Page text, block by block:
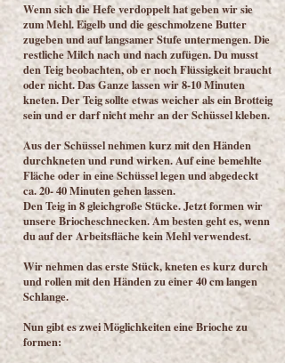
Wenn sich die Hefe verdoppelt hat geben wir sie
zum Mehl. Eigelb und die geschmolzene Butter
zugeben und auf langsamer Stufe untermengen. Die
restliche Milch nach und nach zufügen. Du musst
den Teig beobachten, ob er noch Flüssigkeit braucht
oder nicht. Das Ganze lassen wir 8-10 Minuten
kneten. Der Teig sollte etwas weicher als ein Brotteig
sein und er darf nicht mehr an der Schüssel kleben.
Aus der Schüssel nehmen kurz mit den Händen
durchkneten und rund wirken. Auf eine bemehlte
Fläche oder in eine Schüssel legen und abgedeckt
ca. 20- 40 Minuten gehen lassen.
Den Teig in 8 gleichgroße Stücke. Jetzt formen wir
unsere Briocheschnecken. Am besten geht es, wenn
du auf der Arbeitsfläche kein Mehl verwendest.
Wir nehmen das erste Stück, kneten es kurz durch
und rollen mit den Händen zu einer 40 cm langen
Schlange.
Nun gibt es zwei Möglichkeiten eine Brioche zu
formen: